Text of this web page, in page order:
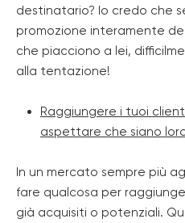
destinatario? Io credo che
promozione interamente
che piacciono a lei,
alla tentazione!
Raggiungere i tuoi
aspettare che siano
In un mercato sempre più
fare qualcosa per
già acquisiti o potenziali.